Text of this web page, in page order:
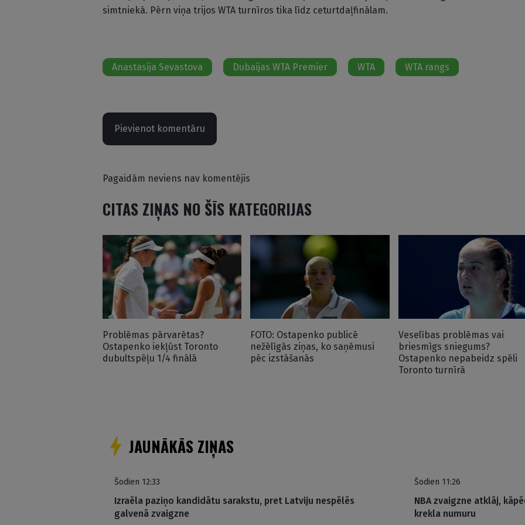
simtniekā. Pērn viņa trijos WTA turnīros tika līdz ceturtdaļfinālam.
Anastasija Sevastova Dubaijas WTA Premier WTA WTA rangs
Pievienot komentāru
Pagaidām neviens nav komentējis
CITAS ZIŅAS NO ŠĪS KATEGORIJAS
Problēmas pārvarētas?
Ostapenko iekļūst Toronto
dubultspēļu 1/4 finālā
FOTO: Ostapenko publicē
nežēlīgās ziņas, ko saņēmusi
pēc izstāšanās
Veselības problēmas vai
briesmīgs sniegums?
Ostapenko nepabeidz spēli
Toronto turnīrā
JAUNĀKĀS ZIŅAS
Šodien 12:33
Izraēla paziņo kandidātu sarakstu, pret Latviju nespēlēs
galvenā zvaigzne
Šodien 11:26
NBA zvaigzne atklāj,
krekla numuru